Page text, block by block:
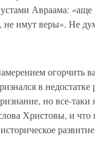
Авраама:
не имут веры». Не
огорчить
в
но все-
Христовы, и